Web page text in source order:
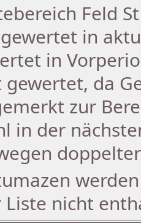
Feld
in
in
gewertet, da
zur
in der
nicht